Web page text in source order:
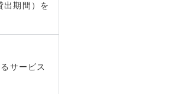
出期間）を
サービス